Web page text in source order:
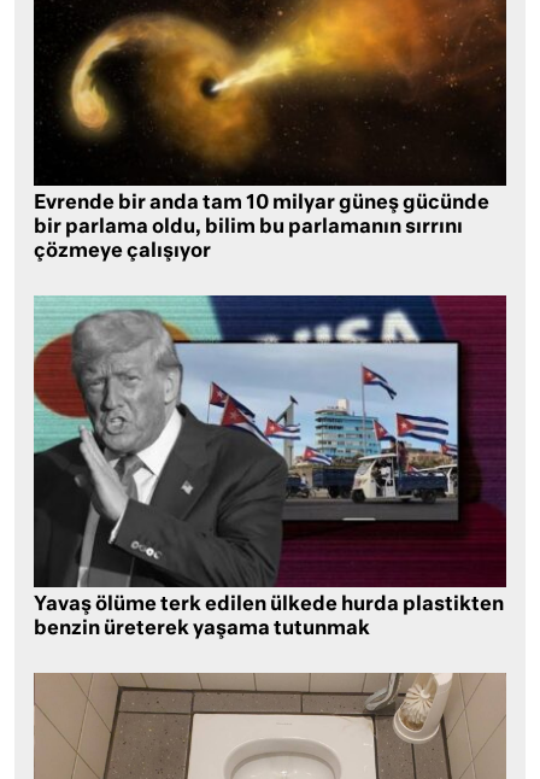
Evrende bir anda tam 10 milyar güneş gücünde
bir parlama oldu, bilim bu parlamanın sırrını
çözmeye çalışıyor
Yavaş ölüme terk edilen ülkede hurda plastikten
benzin üreterek yaşama tutunmak